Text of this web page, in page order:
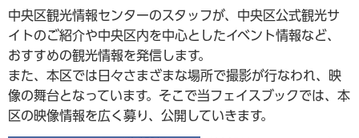
中央区観光情報センターのスタッフが、中央区公式観光サ
イトのご紹介や中央区内を中心としたイベント情報など、
おすすめの観光情報を発信します。
また、本区では日々さまざまな場所で撮影が行なわれ、映
像の舞台となっています。そこで当フェイスブックでは、本
区の映像情報を広く募り、公開していきます。